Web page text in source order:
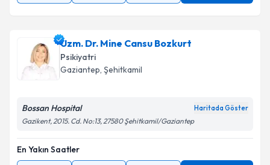
Uzm. Dr. Mine Cansu Bozkurt
Psikiyatri
Gaziantep, Şehitkamil
Bossan Hospital Haritada Göster
Gazikent, 2015. Cd. No:13, 27580 Şehitkamil/Gaziantep
En Yakın Saatler